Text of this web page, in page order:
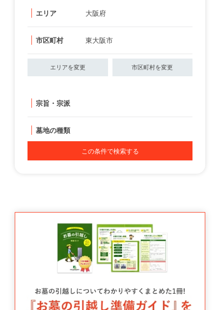
エリア 大阪府
市区町村 東大阪市
エリアを変更 市区町村を変更
宗旨・宗派
墓地の種類
この条件で検索する